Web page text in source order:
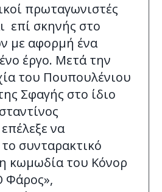
πρωταγωνιστές
επί σκηνής στο
με αφορμή ένα
έργο. Μετά την
του Πουπουλένιου
Σφαγής στο ίδιο
να
συνταρακτικό
κωμωδία του Κόνορ
Φάρος»,